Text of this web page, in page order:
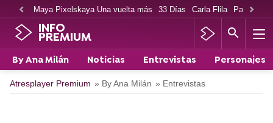
Maya Pixelskaya Una vuelta más 33 Días Carla Flila Paco
INFO
PREMIUM
By Ana Milán Noticias Entrevistas Personajes
Atresplayer Premium » By Ana Milán » Entrevistas